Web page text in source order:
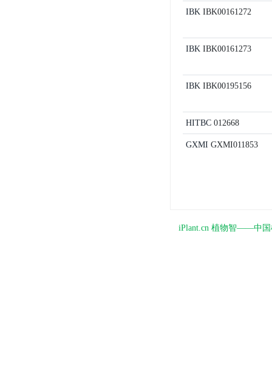
IBK IBK00161272
IBK IBK00161273
IBK IBK00195156
HITBC 012668
GXMI GXMI011853
iPlant.cn 植物智——中国